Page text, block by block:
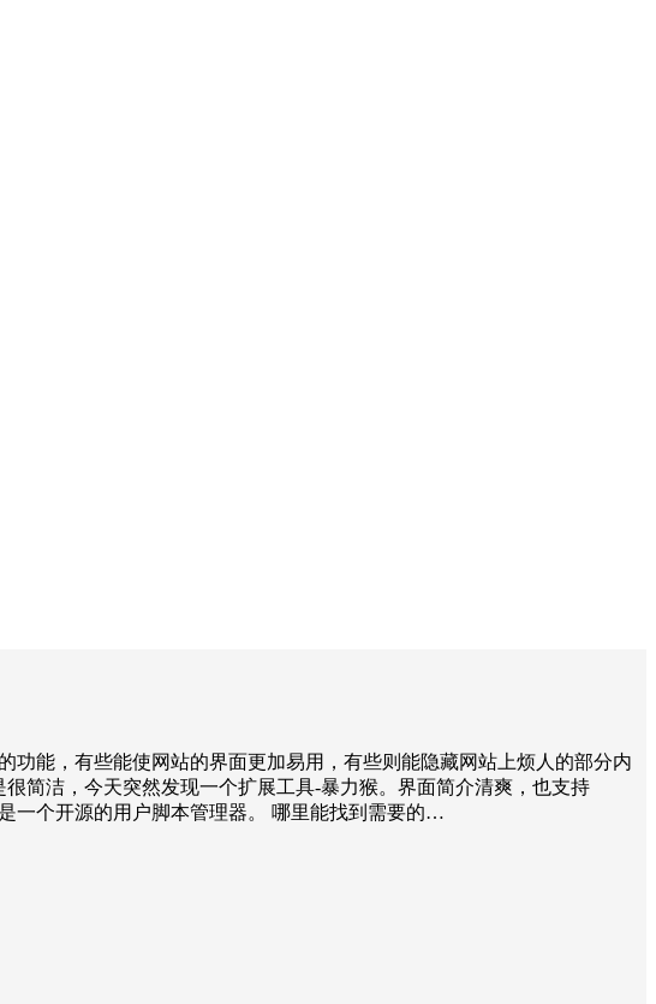
能，有些能使网站的界面更加易用，有些则能隐藏网站上烦人的部分内
简洁，今天突然发现一个扩展工具-暴力猴。界面简介清爽，也支持
一个开源的用户脚本管理器。 哪里能找到需要的…